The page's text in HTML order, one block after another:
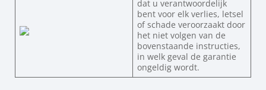
dat u verantwoordelijk
bent voor elk verlies, letsel
of schade veroorzaakt door
het niet volgen van de
bovenstaande instructies,
in welk geval de garantie
ongeldig wordt.